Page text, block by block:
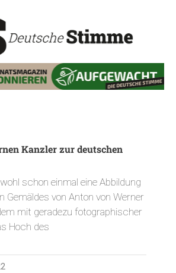
Kanzler zur deutschen
schon einmal eine Abbildung
Gemäldes von Anton von Werner
mit geradezu fotographischer
Hoch des